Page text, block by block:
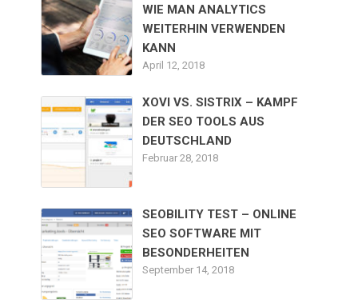
WIE MAN ANALYTICS
WEITERHIN VERWENDEN
KANN
April 12, 2018
XOVI VS. SISTRIX – KAMPF
DER SEO TOOLS AUS
DEUTSCHLAND
Februar 28, 2018
SEOBILITY TEST – ONLINE
SEO SOFTWARE MIT
BESONDERHEITEN
September 14, 2018